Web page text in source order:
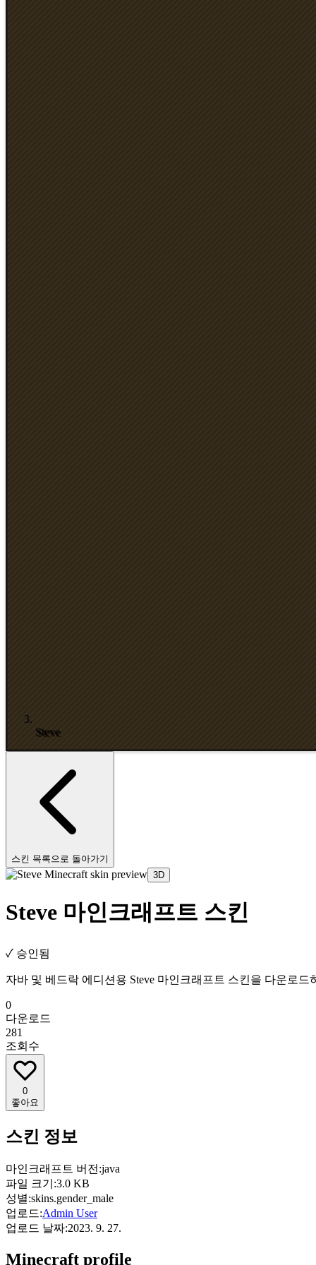
Steve
스킨 목록으로 돌아가기
3D
Steve 마인크래프트 스킨
✓ 승인됨
자바 및 베드락 에디션용 Steve 마인크래프트 스킨을 다운로
0
다운로드
281
조회수
0
좋아요
스킨 정보
마인크래프트 버전:java
파일 크기:3.0 KB
성별:skins.gender_male
업로드:Admin User
업로드 날짜:2023. 9. 27.
Minecraft profile